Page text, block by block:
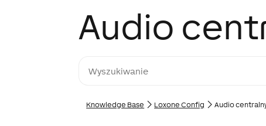
Audio
Knowledge Base Loxone Config Audio